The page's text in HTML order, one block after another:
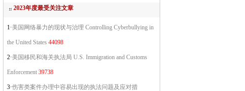
2023年度最受关注文章
1·美国网络暴力的现状与治理 Controlling Cyberbullying in
the United States 44098
2·美国移民和海关执法局 U.S. Immigration and Customs
Enforcement 39738
3·伤害类案件办理中容易出现的执法问题及应对措